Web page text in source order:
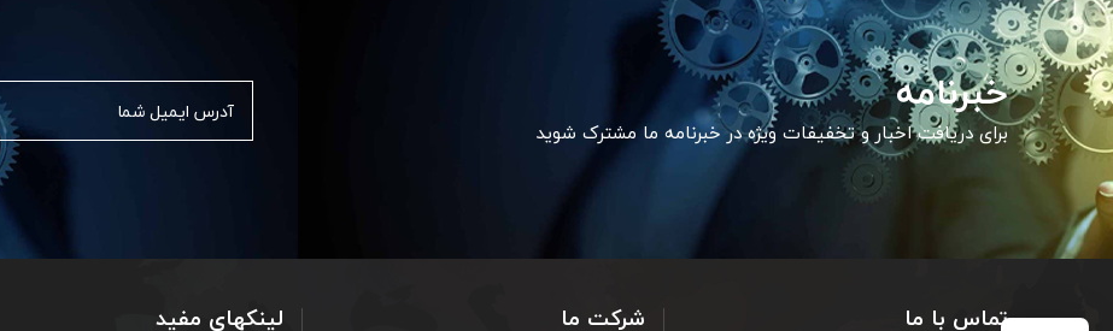
خبرنامه
برای دریافت اخبار و تخفیفات ویژه در خبرنامه ما مشترک شوید
تماس با ما شرکت ما لینکهای مفید